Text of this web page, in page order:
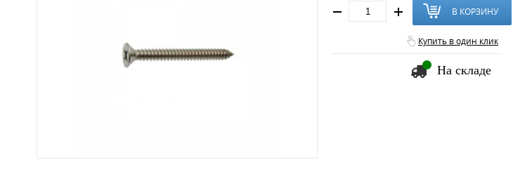
В КОРЗИНУ
Купить в один клик
На складе